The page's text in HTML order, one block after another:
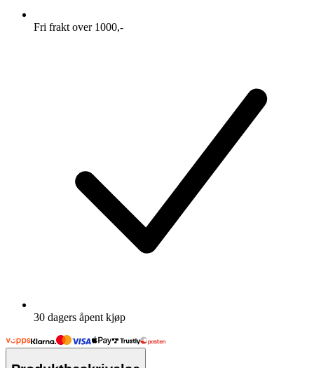
Fri frakt over 1000,-
30 dagers åpent kjøp